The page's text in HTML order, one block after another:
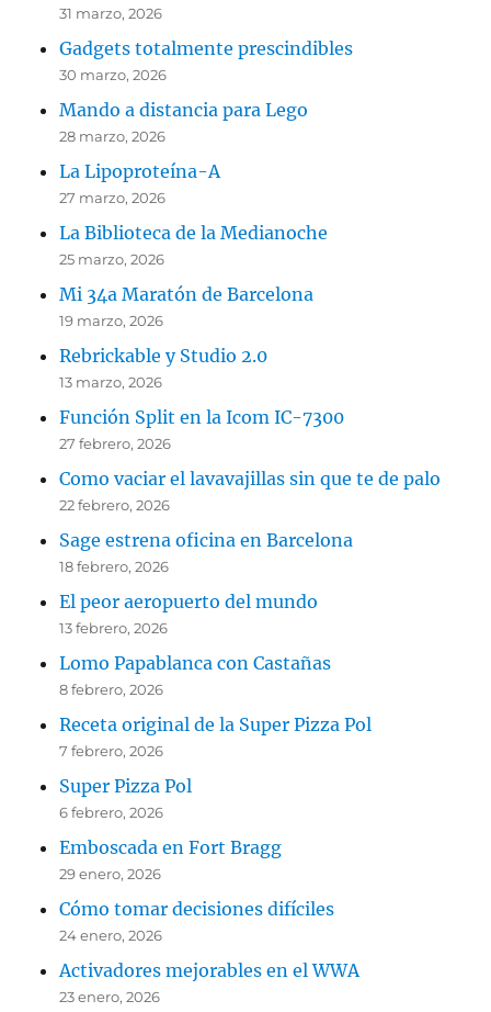
31 marzo, 2026
Gadgets totalmente prescindibles
30 marzo, 2026
Mando a distancia para Lego
28 marzo, 2026
La Lipoproteína-A
27 marzo, 2026
La Biblioteca de la Medianoche
25 marzo, 2026
Mi 34a Maratón de Barcelona
19 marzo, 2026
Rebrickable y Studio 2.0
13 marzo, 2026
Función Split en la Icom IC-7300
27 febrero, 2026
Como vaciar el lavavajillas sin que te de palo
22 febrero, 2026
Sage estrena oficina en Barcelona
18 febrero, 2026
El peor aeropuerto del mundo
13 febrero, 2026
Lomo Papablanca con Castañas
8 febrero, 2026
Receta original de la Super Pizza Pol
7 febrero, 2026
Super Pizza Pol
6 febrero, 2026
Emboscada en Fort Bragg
29 enero, 2026
Cómo tomar decisiones difíciles
24 enero, 2026
Activadores mejorables en el WWA
23 enero, 2026